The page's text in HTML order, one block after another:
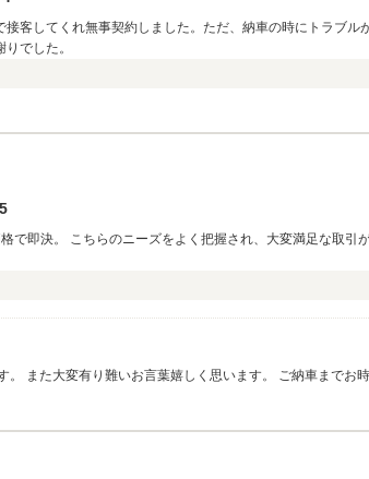
客してくれ無事契約しました。ただ、納車の時にトラブル
でした。
5
で即決。 こちらのニーズをよく把握され、大変満足な取引
また大変有り難いお言葉嬉しく思います。 ご納車までお